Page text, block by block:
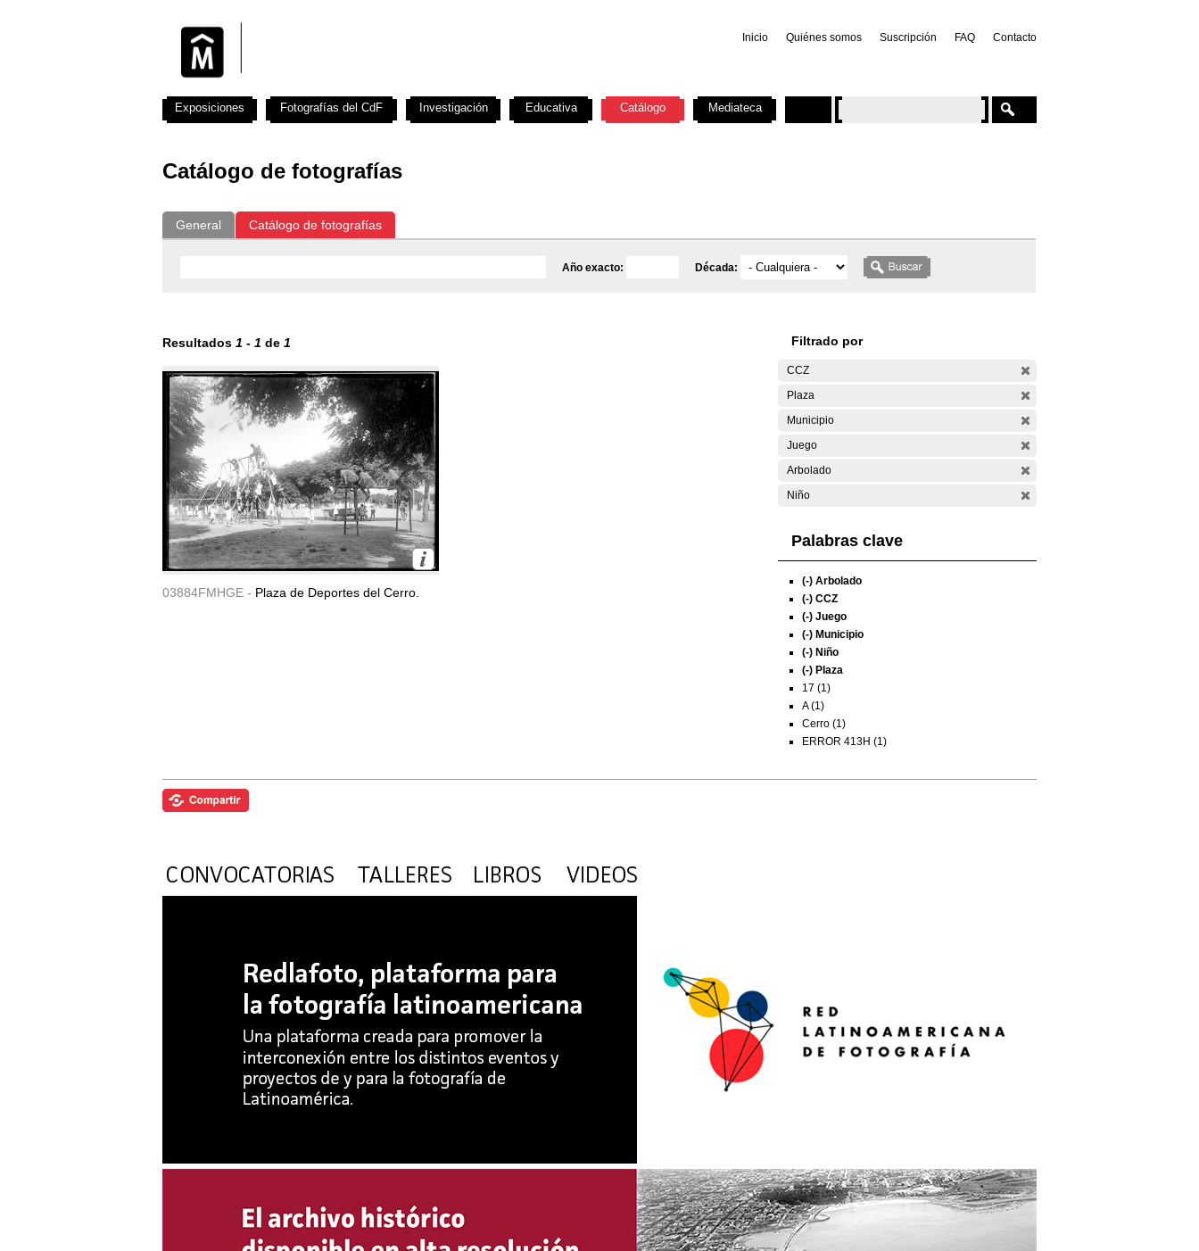
Inicio Quiénes somos Suscripción FAQ Contacto
Catálogo de fotografías
General Catálogo de fotografías
Año exacto: Década:
Resultados 1 - 1 de 1
03884FMHGE - Plaza de Deportes del Cerro.
Filtrado por
CCZ
Plaza
Municipio
Juego
Arbolado
Niño
Palabras clave
(-) Arbolado
(-) CCZ
(-) Juego
(-) Municipio
(-) Niño
(-) Plaza
17 (1)
A (1)
Cerro (1)
ERROR 413H (1)
Exposiciones Fotografías del CdF Investigación Educativa Catálogo Mediateca